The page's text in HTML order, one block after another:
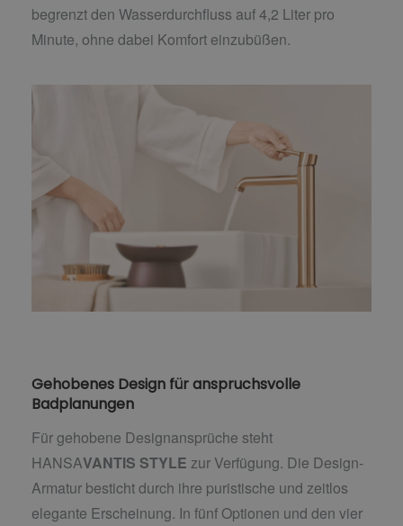
begrenzt den Wasserdurchfluss auf 4,2 Liter pro
Minute, ohne dabei Komfort einzubüßen.
Gehobenes Design für anspruchsvolle
Badplanungen
Für gehobene Designansprüche steht
HANSAVANTIS STYLE zur Verfügung. Die Design-
Armatur besticht durch ihre puristische und zeitlos
elegante Erscheinung. In fünf Optionen und den vier